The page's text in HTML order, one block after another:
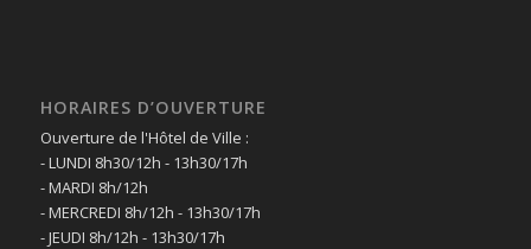
HORAIRES D’OUVERTURE
Ouverture de l'Hôtel de Ville :
- LUNDI 8h30/12h - 13h30/17h
- MARDI 8h/12h
- MERCREDI 8h/12h - 13h30/17h
- JEUDI 8h/12h - 13h30/17h